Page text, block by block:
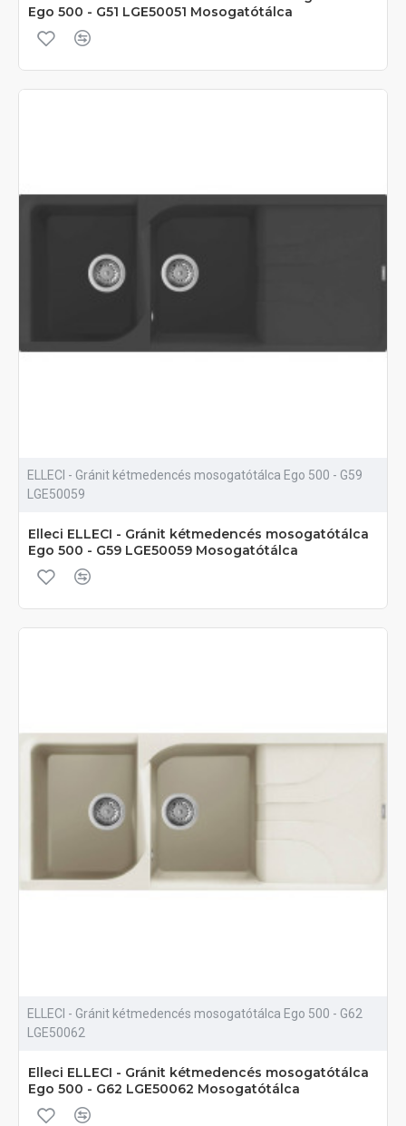
Ego 500 - G51 LGE50051 Mosogatótálca
ELLECI - Gránit kétmedencés mosogatótálca Ego 500 - G59
LGE50059
Elleci ELLECI - Gránit kétmedencés mosogatótálca
Ego 500 - G59 LGE50059 Mosogatótálca
ELLECI - Gránit kétmedencés mosogatótálca Ego 500 - G62
LGE50062
Elleci ELLECI - Gránit kétmedencés mosogatótálca
Ego 500 - G62 LGE50062 Mosogatótálca